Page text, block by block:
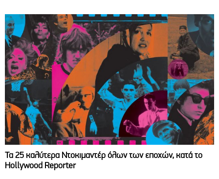
Τα 25 καλύτερα Ντοκιμαντέρ όλων των εποχών, κατά το
Hollywood Reporter